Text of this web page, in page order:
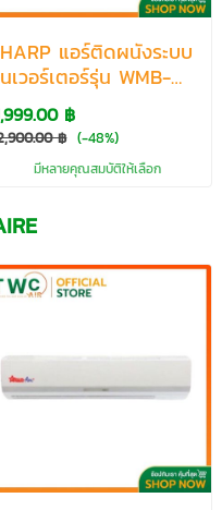
แอร์ติดผนังระบบ
เวอร์เตอร์รุ่น WMB-
R32 ขนาด 9200-
BTU
฿
฿ (-48%)
มีหลายคุณสมบัติให้เลือก